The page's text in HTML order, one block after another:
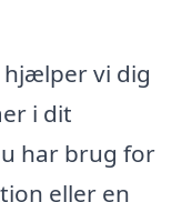
vi dig
i dit
har brug for
eller en